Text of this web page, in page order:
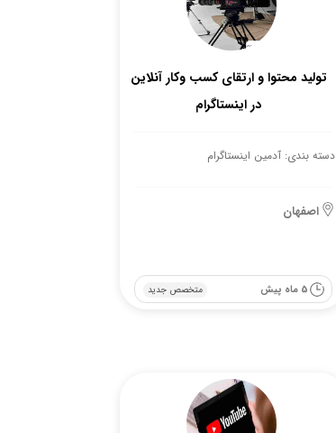
تولید محتوا و ارتقای کسب وکار آنلاین
در اینستاگرام
دسته بندی: آدمین اینستاگرام
اصفهان
متخصص جدید 5 ماه پیش